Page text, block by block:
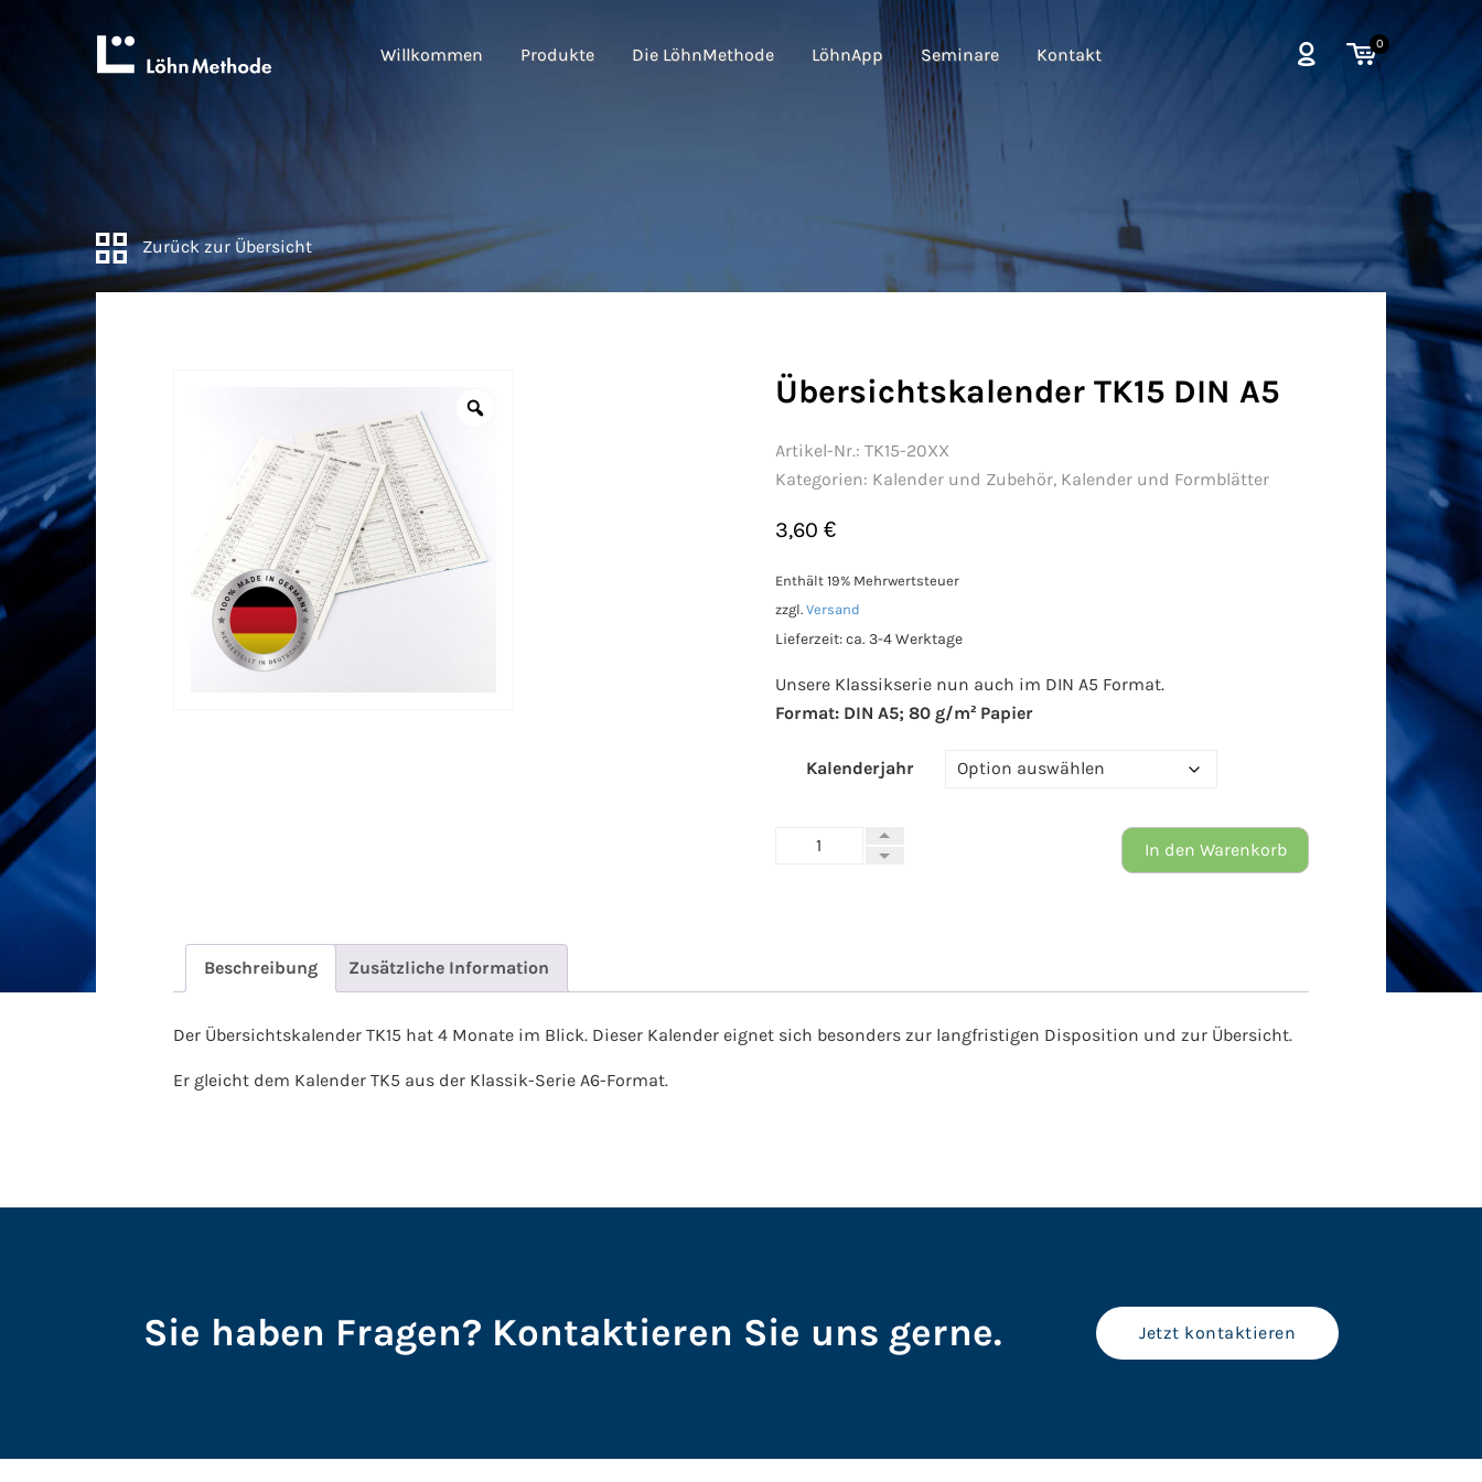
Willkommen Produkte Die LöhnMethode LöhnApp Seminare Kontakt
0
Zurück zur Übersicht
Übersichtskalender TK15 DIN A5
Artikel-Nr.: TK15-20XX
Kategorien: Kalender und Zubehör, Kalender und Formblätter
3,60 €
Enthält 19% Mehrwertsteuer
zzgl. Versand
Lieferzeit: ca. 3-4 Werktage
Unsere Klassikserie nun auch im DIN A5 Format.
Format: DIN A5; 80 g/m² Papier
Kalenderjahr
Übersichtskalender
In den Warenkorb
Beschreibung Zusätzliche Information
Der Übersichtskalender TK15 hat 4 Monate im Blick. Dieser Kalender eignet sich besonders zur langfristigen Disposition und zur Übersicht.
Er gleicht dem Kalender TK5 aus der Klassik-Serie A6-Format.
Sie haben Fragen? Kontaktieren Sie uns gerne. Jetzt kontaktieren